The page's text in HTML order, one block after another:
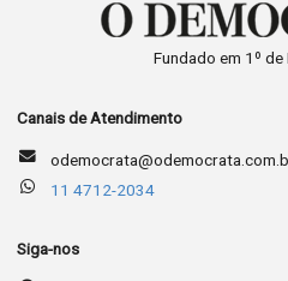
Fundado em 1º
Canais de Atendimento
11 4712-2034
Siga-nos